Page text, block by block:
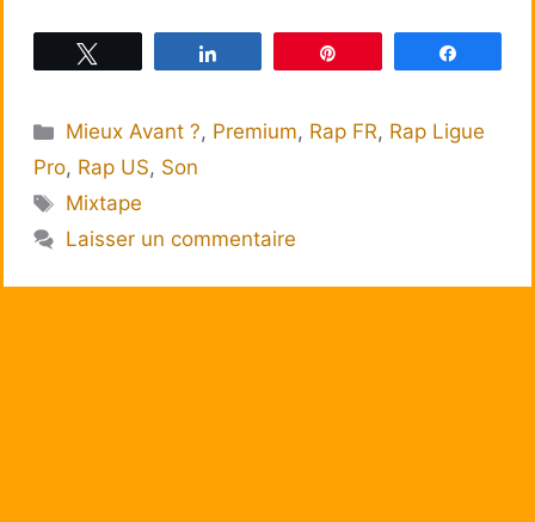
Catégories
Mieux Avant ?, Premium, Rap FR, Rap Ligue
Pro, Rap US, Son
Étiquettes
Mixtape
Laisser un commentaire